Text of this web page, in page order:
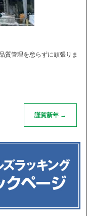
質管理を怠らずに頑張りま
謹賀新年 →